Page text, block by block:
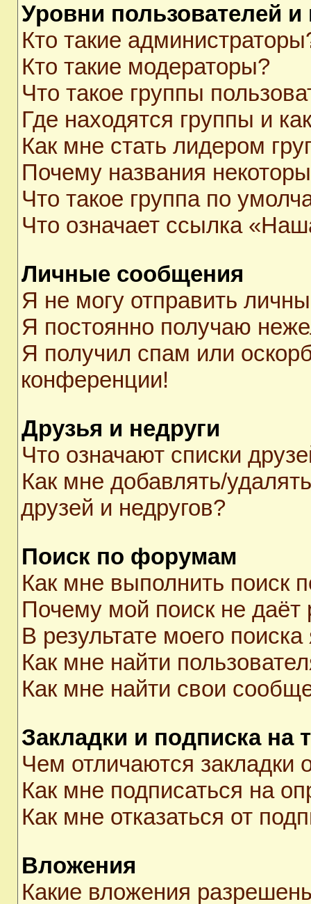
Уровни пользователей и
Кто такие
Кто такие модераторы?
Что такое группы
Где находятся группы и
Как мне стать лидером
Почему названия
Что такое группа по
Что означает ссылка
Личные сообщения
Я не могу отправить
Я постоянно получаю
Я получил спам или
конференции!
Друзья и недруги
Что означают списки
Как мне добавлять/
друзей и недругов?
Поиск по форумам
Как мне выполнить
Почему мой поиск не даёт
В результате моего
Как мне найти
Как мне найти свои
Закладки и подписка на
Чем отличаются закладки
Как мне подписаться на
Как мне отказаться от
Вложения
Какие вложения